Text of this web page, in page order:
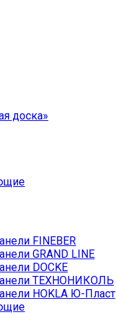
доска»
FINEBER
GRAND LINE
DOCKE
ТЕХНОНИКОЛЬ
HOKLA Ю-Пласт